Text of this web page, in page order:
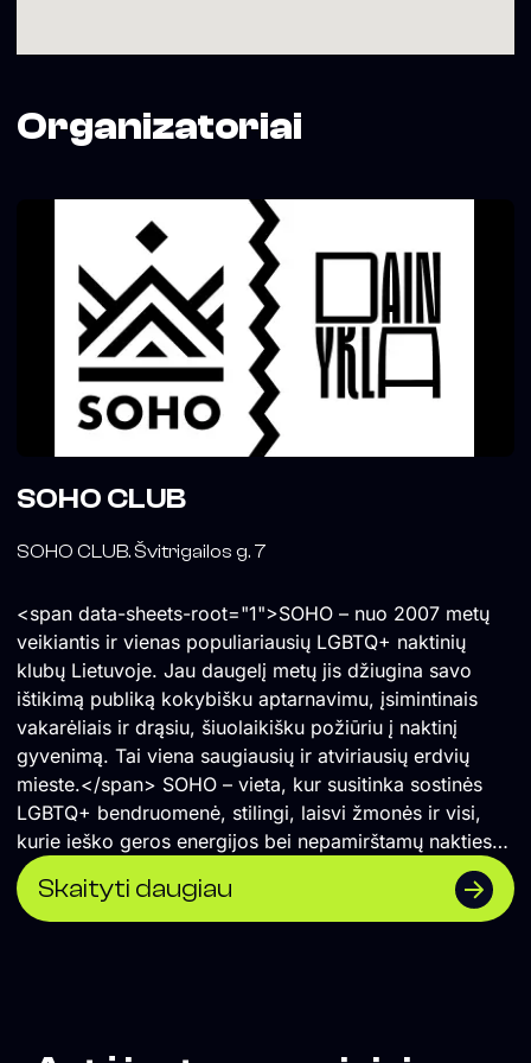
Organizatoriai
SOHO CLUB
SOHO CLUB. Švitrigailos g. 7
<span data-sheets-root="1">SOHO – nuo 2007 metų
veikiantis ir vienas populiariausių LGBTQ+ naktinių
klubų Lietuvoje. Jau daugelį metų jis džiugina savo
ištikimą publiką kokybišku aptarnavimu, įsimintinais
vakarėliais ir drąsiu, šiuolaikišku požiūriu į naktinį
gyvenimą. Tai viena saugiausių ir atviriausių erdvių
mieste.</span> SOHO – vieta, kur susitinka sostinės
LGBTQ+ bendruomenė, stilingi, laisvi žmonės ir visi,
kurie ieško geros energijos bei nepamirštamų nakties
akimirkų.
Skaityti daugiau